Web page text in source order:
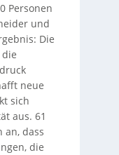
Personen
und
Die
neue
sich
aus. 61
an, dass
die